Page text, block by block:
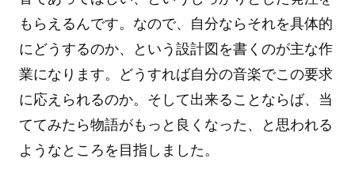
もらえるんです。なので、自分ならそれを具体的
にどうするのか、という設計図を書くのが主な作
業になります。どうすれば自分の音楽でこの要求
に応えられるのか。そして出来ることならば、当
ててみたら物語がもっと良くなった、と思われる
ようなところを目指しました。